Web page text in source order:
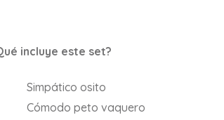
incluye este set?
Simpático osito
Cómodo peto vaquero